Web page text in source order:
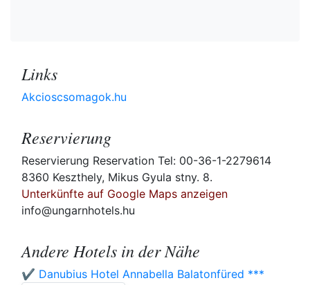
Links
Akcioscsomagok.hu
Reservierung
Reservierung Reservation Tel: 00-36-1-2279614
8360 Keszthely, Mikus Gyula stny. 8.
Unterkünfte auf Google Maps anzeigen
info@ungarnhotels.hu
Andere Hotels in der Nähe
✔️ Danubius Hotel Annabella Balatonfüred ***